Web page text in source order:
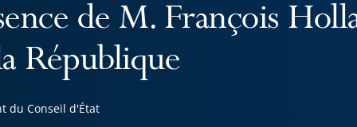
de M. François
République
du Conseil d'État